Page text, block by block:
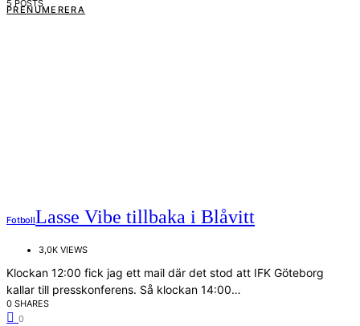
PRENUMERERA
5 POSTS
FotbollLasse Vibe tillbaka i Blåvitt
3,0K VIEWS
Klockan 12:00 fick jag ett mail där det stod att IFK Göteborg
kallar till presskonferens. Så klockan 14:00…
0 SHARES
0